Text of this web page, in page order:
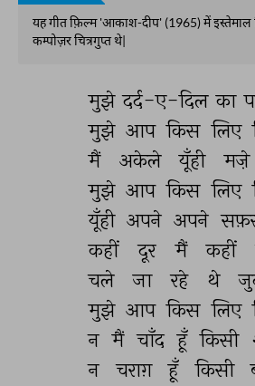
यह गीत फ़िल्म 'आकाश-दीप' (1965) में इस्तेमाल
कम्पोज़र चित्रगुप्त थे|
मुझे दर्द-ए-दिल का
मुझे आप किस लिए
मैं
अकेले यूँही मज़े
मुझे आप किस लिए
यूँही अपने अपने
कहीं
दूर मैं कहीं
चले
जा रहे थे
मुझे आप किस लिए
न मैं चाँद हूँ किसी
न
चराग़ हूँ किसी